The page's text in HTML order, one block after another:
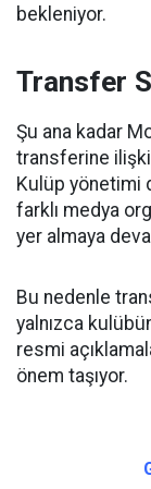
bekleniyor.
Transfer
Şu ana kadar
transferine
Kulüp yönetimi
farklı medya
yer almaya
Bu nedenle
yalnızca
resmi
önem taşıyor.